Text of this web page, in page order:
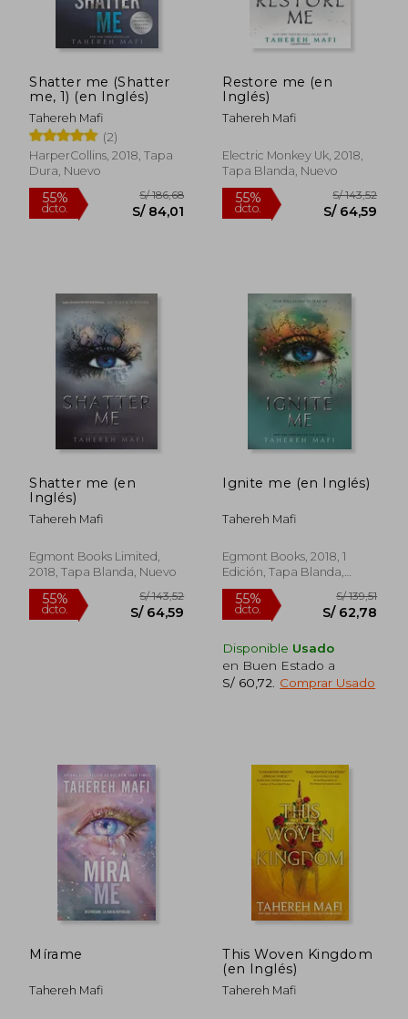
40% 50%
dcto.
55%
dcto.
S/ 205,98 55%
dcto.
Shatter me (Shatter
me, 1) (en Inglés)
Tahereh Mafi
(2)
HarperCollins, 2018, Tapa
Dura, Nuevo
Restore me (en
Inglés)
Tahereh Mafi
Electric Monkey Uk, 2018,
Tapa Blanda, Nuevo
Shatter me (en
Inglés)
Tahereh Mafi
Egmont Books Limited,
2018, Tapa Blanda, Nuevo
Ignite me (en Inglés)
Tahereh Mafi
Egmont Books, 2018, 1
Edición, Tapa Blanda,
Nuevo
Disponible Usado
en Buen Estado a
S/ 60,72
Comprar Usado
Mírame
Tahereh Mafi
This Woven Kingdom
(en Inglés)
Tahereh Mafi